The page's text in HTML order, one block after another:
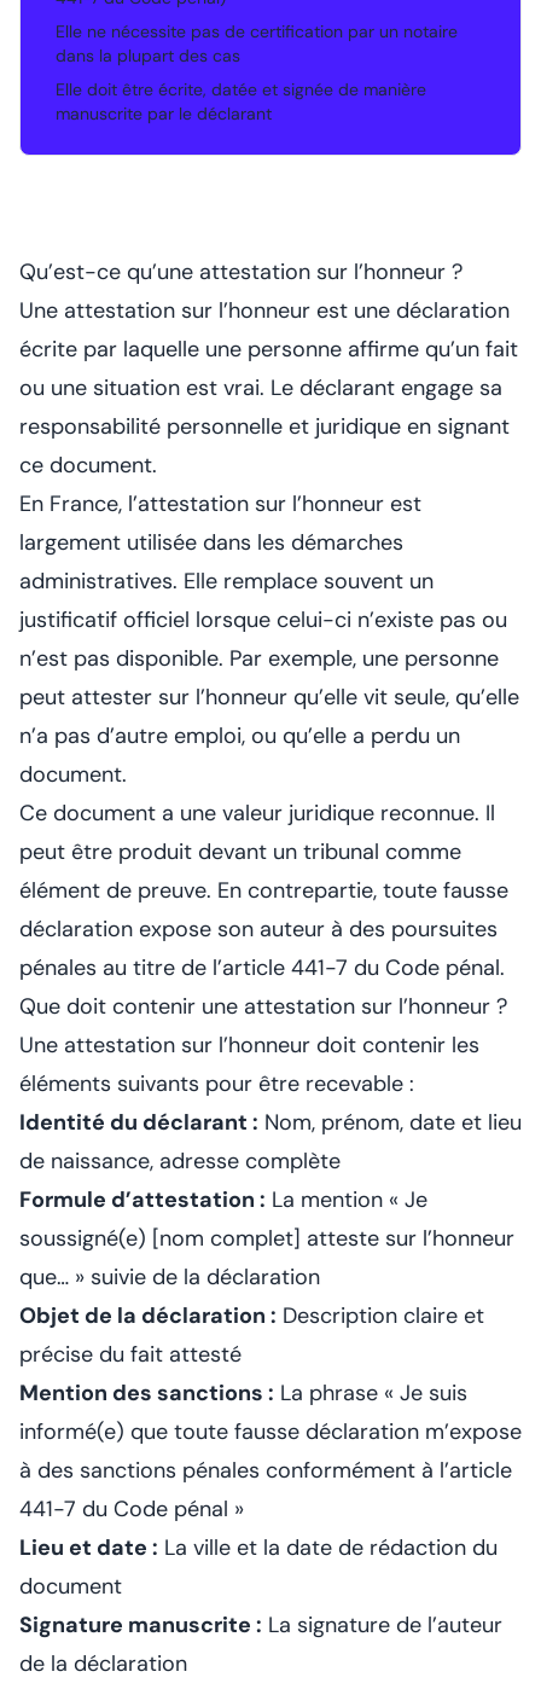
Elle ne nécessite pas de certification par un notaire
dans la plupart des cas
Elle doit être écrite, datée et signée de manière
manuscrite par le déclarant
Qu’est-ce qu’une attestation sur l’honneur ?
Une attestation sur l’honneur est une déclaration
écrite par laquelle une personne affirme qu’un fait
ou une situation est vrai. Le déclarant engage sa
responsabilité personnelle et juridique en signant
ce document.
En France, l’attestation sur l’honneur est
largement utilisée dans les démarches
administratives. Elle remplace souvent un
justificatif officiel lorsque celui-ci n’existe pas ou
n’est pas disponible. Par exemple, une personne
peut attester sur l’honneur qu’elle vit seule, qu’elle
n’a pas d’autre emploi, ou qu’elle a perdu un
document.
Ce document a une valeur juridique reconnue. Il
peut être produit devant un tribunal comme
élément de preuve. En contrepartie, toute fausse
déclaration expose son auteur à des poursuites
pénales au titre de l’article 441-7 du Code pénal.
Que doit contenir une attestation sur l’honneur ?
Une attestation sur l’honneur doit contenir les
éléments suivants pour être recevable :
Identité du déclarant : Nom, prénom, date et lieu
de naissance, adresse complète
Formule d’attestation : La mention « Je
soussigné(e) [nom complet] atteste sur l’honneur
que… » suivie de la déclaration
Objet de la déclaration : Description claire et
précise du fait attesté
Mention des sanctions : La phrase « Je suis
informé(e) que toute fausse déclaration m’expose
à des sanctions pénales conformément à l’article
441-7 du Code pénal »
Lieu et date : La ville et la date de rédaction du
document
Signature manuscrite : La signature de l’auteur
de la déclaration